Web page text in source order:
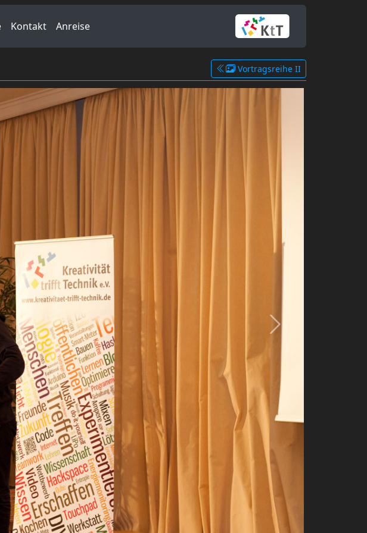
Kontakt Anreise
Vortragsreihe II